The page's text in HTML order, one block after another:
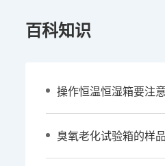
百科知识
操作恒温恒湿箱要注
臭氧老化试验箱的样